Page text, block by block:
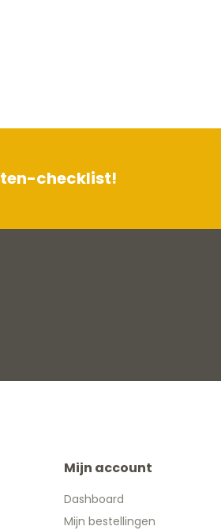
checklist!
Mijn account
Dashboard
Mijn bestellingen